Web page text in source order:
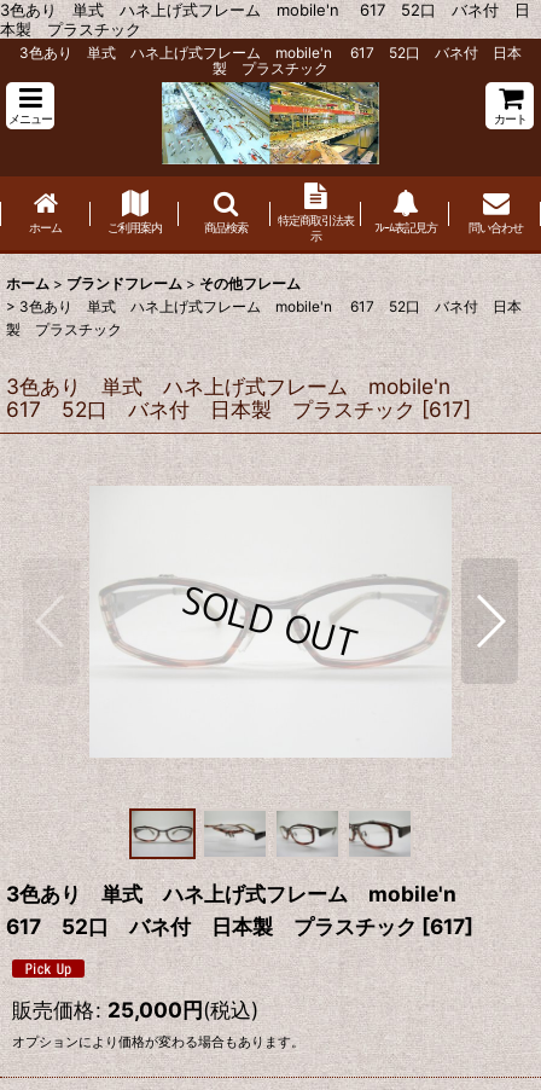
3色あり 単式 ハネ上げ式フレーム mobile'n 617 52口 バネ付 日
本製 プラスチック
3色あり 単式 ハネ上げ式フレーム mobile'n 617 52口 バネ付 日本
製 プラスチック
メニュー カート
ホーム ご利用案内 商品検索
特定商取引法表
示
ﾌﾚｰﾑ表記見方 問い合わせ
ホーム > ブランドフレーム > その他フレーム
> 3色あり 単式 ハネ上げ式フレーム mobile'n 617 52口 バネ付 日本
製 プラスチック
3色あり 単式 ハネ上げ式フレーム mobile'n
617 52口 バネ付 日本製 プラスチック [617]
3色あり 単式 ハネ上げ式フレーム mobile'n
617 52口 バネ付 日本製 プラスチック [617]
販売価格: 25,000円(税込)
オプションにより価格が変わる場合もあります。